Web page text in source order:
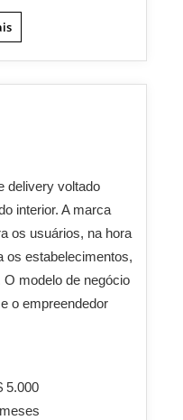
delivery voltado
interior. A marca
os usuários, na hora
os estabelecimentos,
modelo de negócio
o empreendedor
5.000